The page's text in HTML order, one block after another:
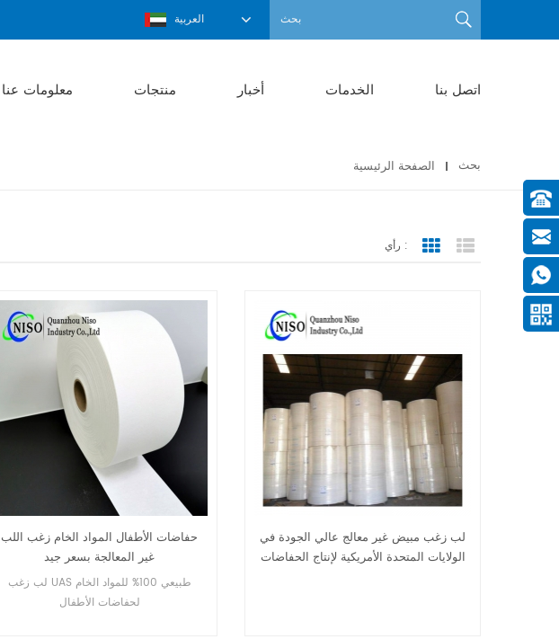
العربية
معلومات عنا منتجات أخبار الخدمات اتصل بنا
الصفحة الرئيسية بحث
رأي : Grid ViewList View
حفاضات الأطفال المواد الخام زغب اللب
غير المعالجة بسعر جيد
لب زغب UAS طبيعي 100% للمواد الخام
لحفاضات الأطفال
لب زغب مبيض غير معالج عالي الجودة في
الولايات المتحدة الأمريكية لإنتاج الحفاضات